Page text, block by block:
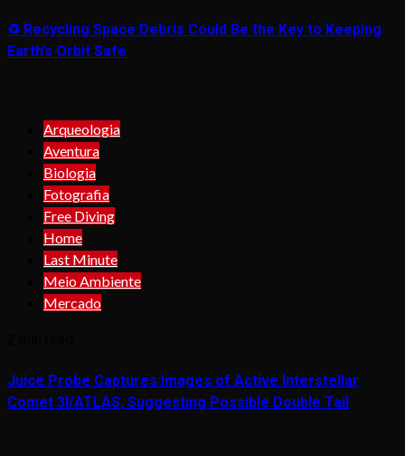
♻️ Recycling Space Debris Could Be the Key to Keeping
Earth’s Orbit Safe
Arqueologia
Aventura
Biologia
Fotografia
Free Diving
Home
Last Minute
Meio Ambiente
Mercado
Juice Probe Captures Images of Active Interstellar
Comet 3I/ATLAS, Suggesting Possible Double Tail